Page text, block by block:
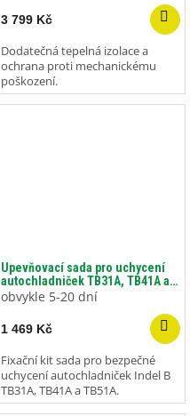
3 799 Kč
Dodatečná tepelná izolace a
ochrana proti mechanickému
poškození.
Upevňovací sada pro uchycení
autochladniček TB31A, TB41A a
TB51A.
obvykle 5-20 dní
1 469 Kč
Fixační kit sada pro bezpečné
uchycení autochladniček Indel B